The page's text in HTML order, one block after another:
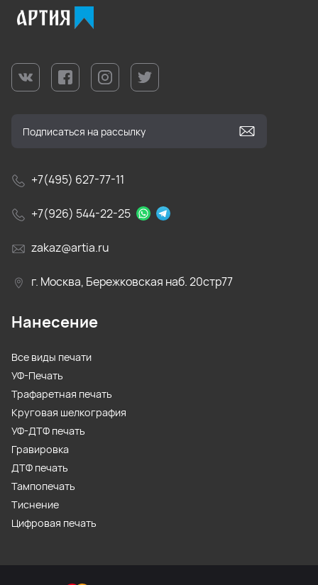
+7(495) 627-77-11
+7(926) 544-22-25
zakaz@artia.ru
г. Москва, Бережковская наб. 20стр77
Нанесение
Все виды печати
УФ-Печать
Трафаретная печать
Круговая шелкография
УФ-ДТФ печать
Гравировка
ДТФ печать
Тампопечать
Тиснение
Цифровая печать